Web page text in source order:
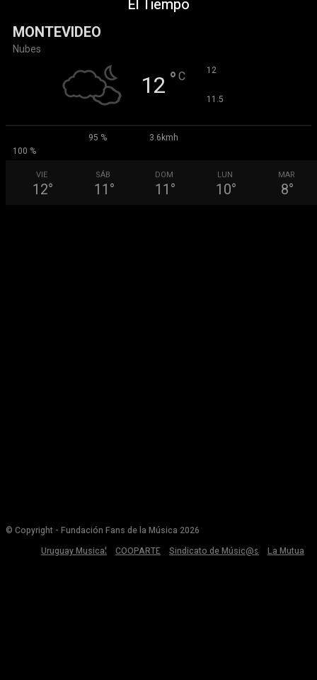
El Tiempo
MONTEVIDEO
Nubes
12 ° C 12
11.5
95 %
3.6kmh
100 %
VIE
12°
SÁB
11 °
DOM
11 °
LUN
10°
MAR
8°
© Copyright - Fundación Fans de la Música 2026
Uruguay Musical
COOPARTE Sindicato de Músic@s La Mutua